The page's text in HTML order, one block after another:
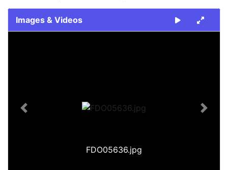
Images & Videos
FDO05636.jpg
Previous Next